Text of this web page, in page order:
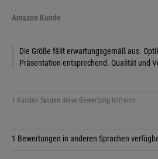
Amazon Kunde
Die Größe fällt erwartungsgemäß aus.
Präsentation entsprechend. Qualität und
1 Kunden fanden diese Bewertung hilfreich.
1 Bewertungen in anderen Sprachen